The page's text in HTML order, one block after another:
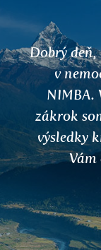
zákroku
mi čaj
Na
a
Preto